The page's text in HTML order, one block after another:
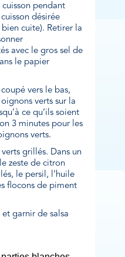
pendant
désirée
cuite). Retirer la
avec le gros sel de
le papier
vers le bas,
verts sur la
ce qu’ils soient
3 minutes pour les
verts.
grillés. Dans un
zeste de citron
le persil, l’huile
flocons de piment
et garnir de salsa